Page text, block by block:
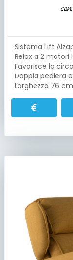
Sistema Lift
Relax a 2 motori
Favorisce la
Doppia pediera
Larghezza 76 cm